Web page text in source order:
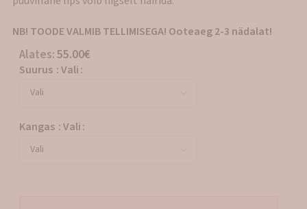
NB! TOODE VALMIB TELLIMISEGA! Ooteaeg 2-3 nädalat!
Alates:55.00€
Suurus :Vali
Kangas :Vali